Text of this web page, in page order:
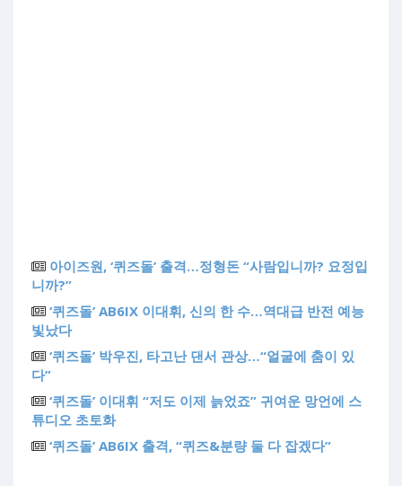
아이즈원, ‘퀴즈돌’ 출격…정형돈 “사람입니까? 요정입
니까?”
‘퀴즈돌’ AB6IX 이대휘, 신의 한 수…역대급 반전 예능
빛났다
‘퀴즈돌’ 박우진, 타고난 댄서 관상…“얼굴에 춤이 있
다”
‘퀴즈돌’ 이대휘 “저도 이제 늙었죠” 귀여운 망언에 스
튜디오 초토화
‘퀴즈돌’ AB6IX 출격, “퀴즈&분량 둘 다 잡겠다”